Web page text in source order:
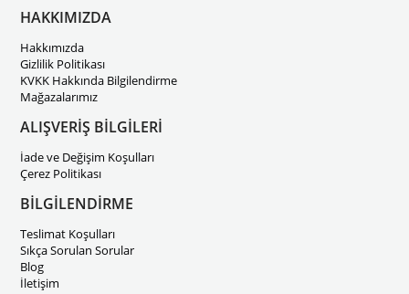
HAKKIMIZDA
Hakkımızda
Gizlilik Politikası
KVKK Hakkında Bilgilendirme
Mağazalarımız
ALIŞVERİŞ BİLGİLERİ
İade ve Değişim Koşulları
Çerez Politikası
BİLGİLENDİRME
Teslimat Koşulları
Sıkça Sorulan Sorular
Blog
İletişim